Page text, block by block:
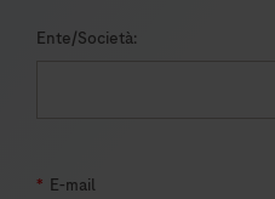
Ente/Società:
* E-mail